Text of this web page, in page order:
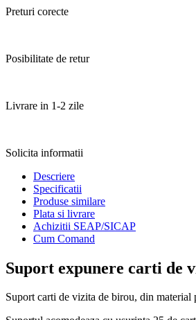
Preturi corecte
Posibilitate de retur
Livrare in 1-2 zile
Solicita informatii
Descriere
Specificatii
Produse similare
Plata si livrare
Achizitii SEAP/SICAP
Cum Comand
Suport expunere carti de
Suport carti de vizita de birou, din